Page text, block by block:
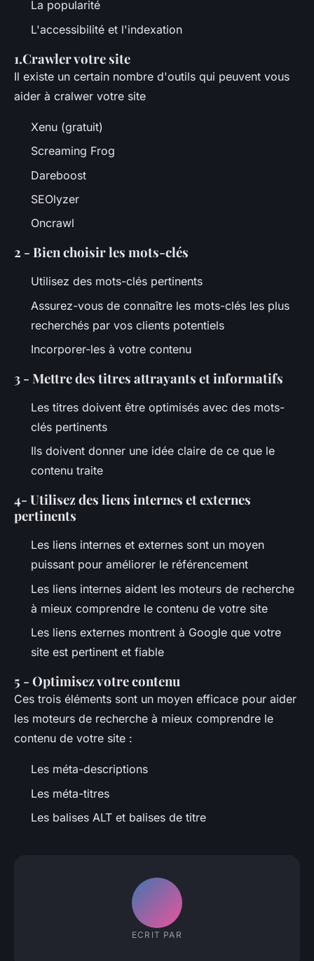
La popularité
L'accessibilité et l'indexation
1.Crawler votre site
Il existe un certain nombre d'outils qui peuvent vous
aider à cralwer votre site
Xenu (gratuit)
Screaming Frog
Dareboost
SEOlyzer
Oncrawl
2 - Bien choisir les mots-clés
Utilisez des mots-clés pertinents
Assurez-vous de connaître les mots-clés les plus
recherchés par vos clients potentiels
Incorporer-les à votre contenu
3 - Mettre des titres attrayants et informatifs
Les titres doivent être optimisés avec des mots-
clés pertinents
Ils doivent donner une idée claire de ce que le
contenu traite
4- Utilisez des liens internes et externes
pertinents
Les liens internes et externes sont un moyen
puissant pour améliorer le référencement
Les liens internes aident les moteurs de recherche
à mieux comprendre le contenu de votre site
Les liens externes montrent à Google que votre
site est pertinent et fiable
5 - Optimisez votre contenu
Ces trois éléments sont un moyen efficace pour aider
les moteurs de recherche à mieux comprendre le
contenu de votre site :
Les méta-descriptions
Les méta-titres
Les balises ALT et balises de titre
ECRIT PAR